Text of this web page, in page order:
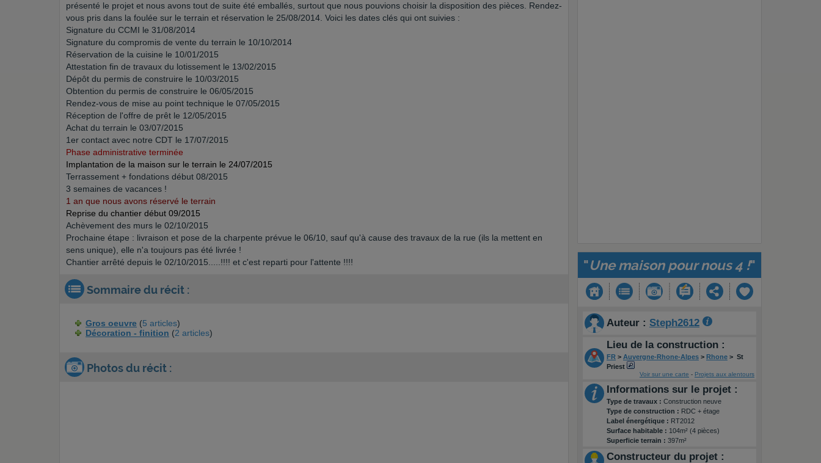
présenté le projet et nous avons tout de suite été emballés, surtout que nous pouvions choisir la disposition des pièces. Rendez-
vous pris dans la foulée sur le terrain et réservation le 25/08/2014. Voici les dates clés qui ont suivies :
Signature du CCMI le 31/08/2014
Signature du compromis de vente du terrain le 10/10/2014
Réservation de la cuisine le 10/01/2015
Attestation fin de travaux du lotissement le 13/02/2015
Dépôt du permis de construire le 10/03/2015
Obtention du permis de construire le 06/05/2015
Rendez-vous de mise au point technique le 07/05/2015
Réception de l'offre de prêt le 12/05/2015
Achat du terrain le 03/07/2015
1er contact avec notre CDT le 17/07/2015
Phase administrative terminée
Implantation de la maison sur le terrain le 24/07/2015
Terrassement + fondations début 08/2015
3 semaines de vacances !
1 an que nous avons réservé le terrain
Reprise du chantier début 09/2015
Achèvement des murs le 02/10/2015
Prochaine étape : livraison et pose de la charpente prévue le 06/10, sauf qu'à cause des travaux de la rue (ils la mettent en
sens unique), elle n'a toujours pas été livrée !
Chantier arrêté depuis le 02/10/2015.....!!!! et c'est reparti pour l'attente !!!!
Sommaire du récit :
Gros oeuvre (5 articles)
Décoration - finition (2 articles)
Photos du récit :
"Une maison pour nous 4 !"
Auteur : Steph2612
Lieu de la construction :
FR > Auvergne-Rhone-Alpes > Rhone > St
Priest
Voir sur une carte - Projets aux alentours
Informations sur le projet :
Type de travaux : Construction neuve
Type de construction : RDC + étage
Label énergétique : RT2012
Surface habitable : 104m² (4 pièces)
Superficie terrain : 397m²
Constructeur du projet :